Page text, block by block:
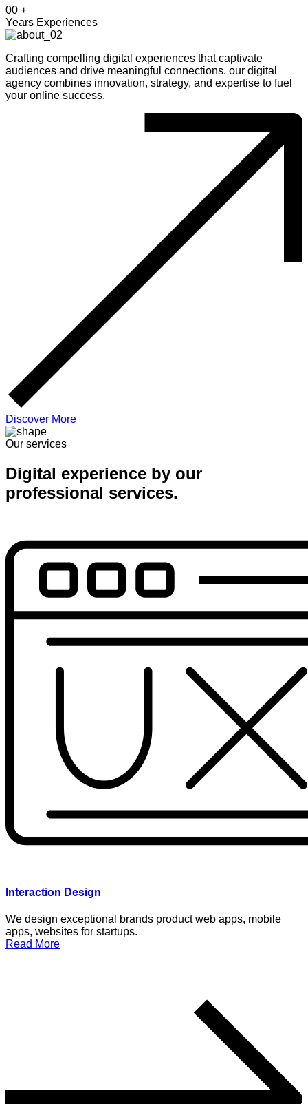
00 +
Years Experiences
Crafting compelling digital experiences that captivate
audiences and drive meaningful connections. our digital
agency combines innovation, strategy, and expertise to fuel
your online success.
Discover More
Our services
Digital experience by our
professional services.
Interaction Design
We design exceptional brands product web apps, mobile
apps, websites for startups.
Read More